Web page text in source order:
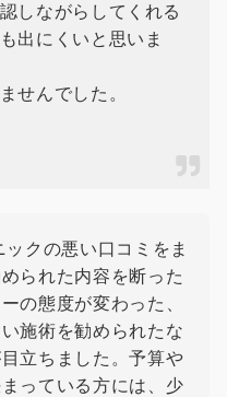
しながらしてくれる
出にくいと思いま
せんでした。
クの悪い口コミをま
られた内容を断った
の態度が変わった、
施術を勧められたな
立ちました。予算や
っている方には、少